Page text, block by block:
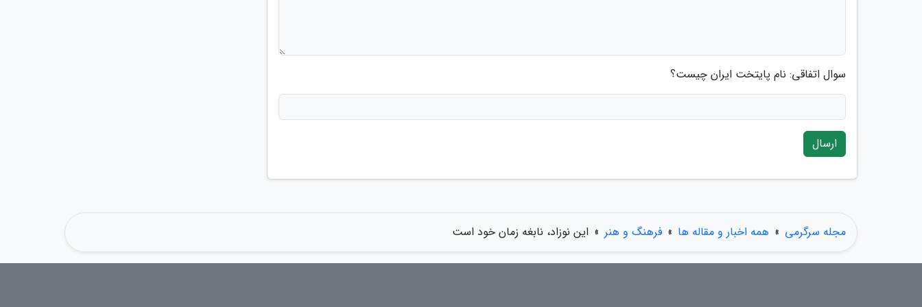
سوال اتفاقی: نام پایتخت ایران چیست؟
ارسال
مجله سرگرمی » همه اخبار و مقاله ها » فرهنگ و هنر » این نوزاد، نابغه زمان خود است